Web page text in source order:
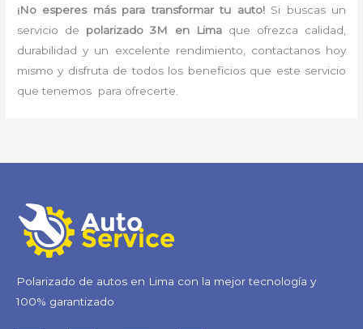
¡No esperes más para transformar tu auto!Si buscas un
servicio de polarizado 3M en Limaque ofrezca calidad,
durabilidad y un excelente rendimiento, contactanos hoy
mismo y disfruta de todos los beneficios que este servicio
que tenemos para ofrecerte.
Polarizado de autos en Lima con la mejor tecnología y
100% garantizado